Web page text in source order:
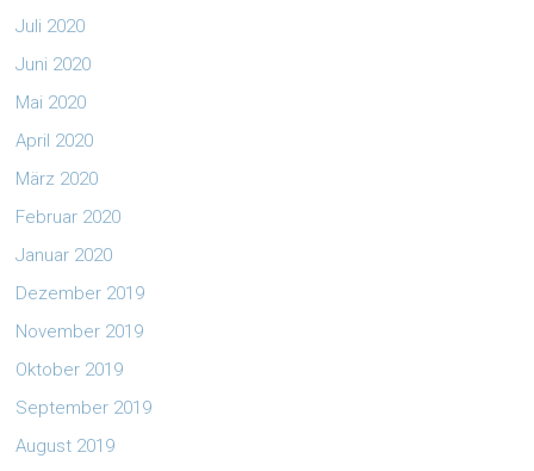
Juli 2020
Juni 2020
Mai 2020
April 2020
März 2020
Februar 2020
Januar 2020
Dezember 2019
November 2019
Oktober 2019
September 2019
August 2019